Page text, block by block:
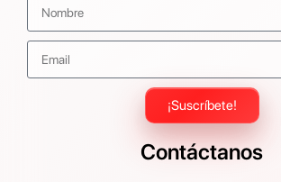
¡Suscríbete!
Contáctanos